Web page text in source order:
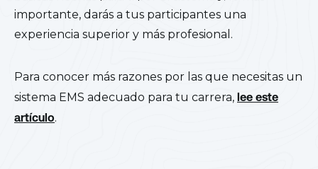
importante, darás a tus participantes una
experiencia superior y más profesional.
Para conocer más razones por las que necesitas un
sistema EMS adecuado para tu carrera, lee este
artículo.